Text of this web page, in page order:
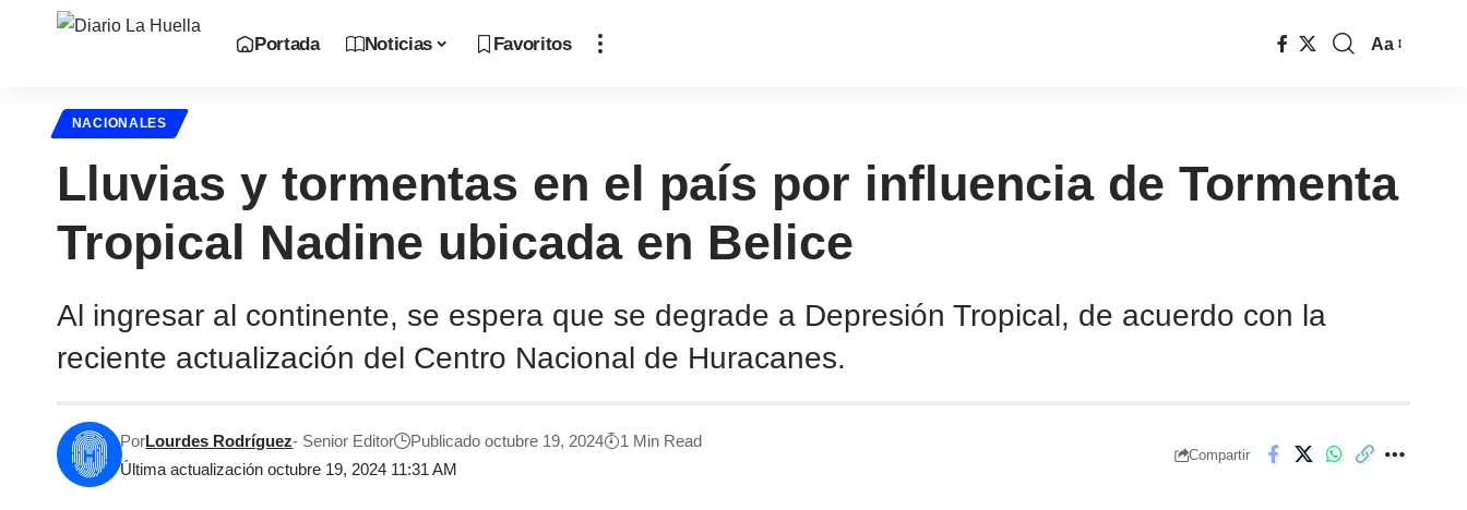
Portada Noticias Favoritos Aa
NACIONALES
Lluvias y tormentas en el país por influencia de Tormenta
Tropical Nadine ubicada en Belice
Al ingresar al continente, se espera que se degrade a Depresión Tropical, de acuerdo con la
reciente actualización del Centro Nacional de Huracanes.
Última actualización octubre 19, 2024 11:31 AM
PorLourdes Rodríguez- Senior Editor Publicado octubre 19, 2024 1 Min Read
Compartir